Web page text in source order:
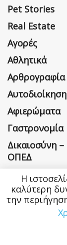
Pet Stories
Real Estate
Αγορές
Αθλητικά
Αρθρογραφία
Αυτοδιοίκηση
Αφιερώματα
Γαστρονομία
Δικαιοσύνη –
ΟΠΕΔ
Η
καλύτερη
την